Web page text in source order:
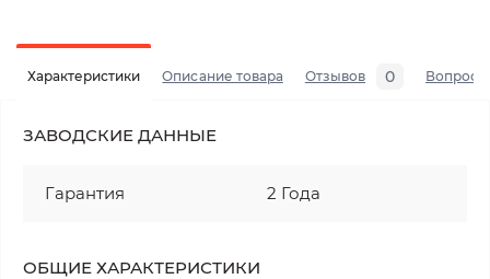
Характеристики Описание товара Отзывов 0 Вопросы
ЗАВОДСКИЕ ДАННЫЕ
Гарантия 2 Года
ОБЩИЕ ХАРАКТЕРИСТИКИ